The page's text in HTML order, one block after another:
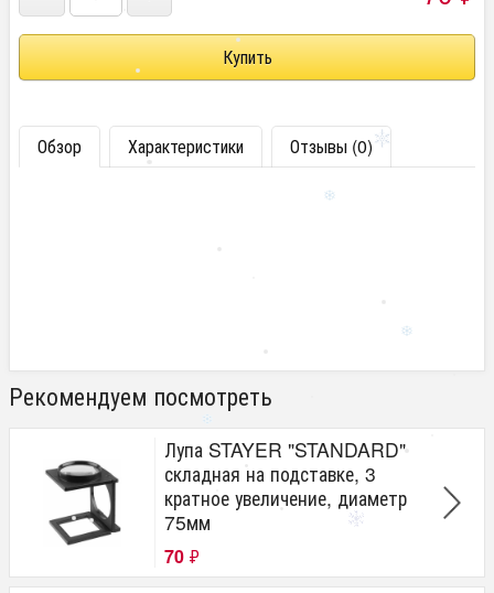
Обзор Характеристики Отзывы (0)
Рекомендуем посмотреть
Лупа STAYER "STANDARD"
складная на подставке, 3
кратное увеличение, диаметр
75мм
70 ₽